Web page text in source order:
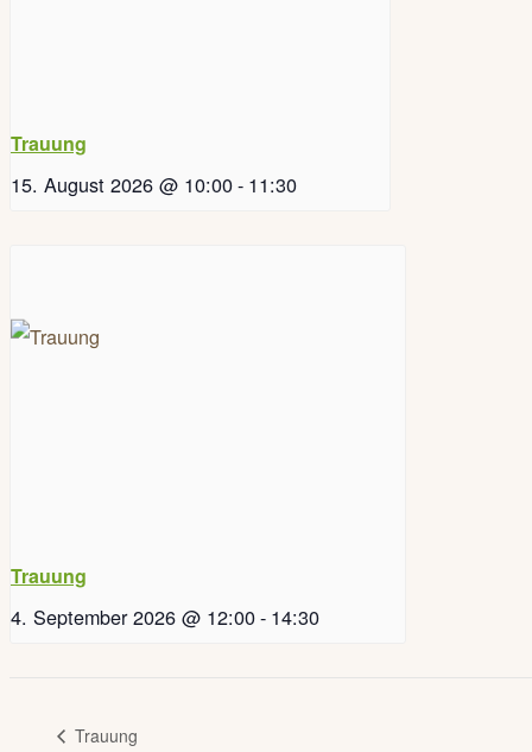
Trauung
15. August 2026 @ 10:00- 11:30
Trauung
4. September 2026 @ 12:00- 14:30
Trauung